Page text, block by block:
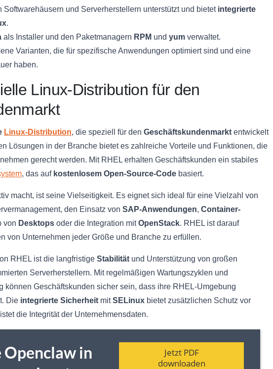
Softwarehäusern und Serverherstellern unterstützt und bietet integrierte
.
als Installer und den Paketmanagern RPM und yum verwaltet.
Varianten, die für spezifische Anwendungen optimiert sind und eine
haben.
Linux-Distribution für den
Linux-Distribution, die speziell für den Geschäftskundenmarkt entwickelt
Lösungen in der Branche bietet es zahlreiche Vorteile und Funktionen, die
gerecht werden. Mit RHEL erhalten Geschäftskunden ein stabiles
, das auf kostenlosem Open-Source-Code basiert.
macht, ist seine Vielseitigkeit. Es eignet sich ideal für eine Vielzahl von
den Einsatz von SAP-Anwendungen, Container-
von Desktops oder die Integration mitOpenStack. RHEL ist darauf
von Unternehmen jeder Größe und Branche zu erfüllen.
RHEL ist die langfristige Stabilität und Unterstützung von großen
Serverherstellern. Mit regelmäßigen Wartungszyklen und
können Geschäftskunden sicher sein, dass ihre RHEL-Umgebung
Die integrierte Sicherheit mitSELinux bietet zusätzlichen Schutz vor
die Integrität der Unternehmensdaten.